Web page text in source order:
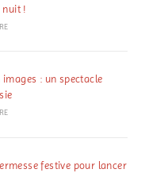
nuit !
: un spectacle
festive pour lancer